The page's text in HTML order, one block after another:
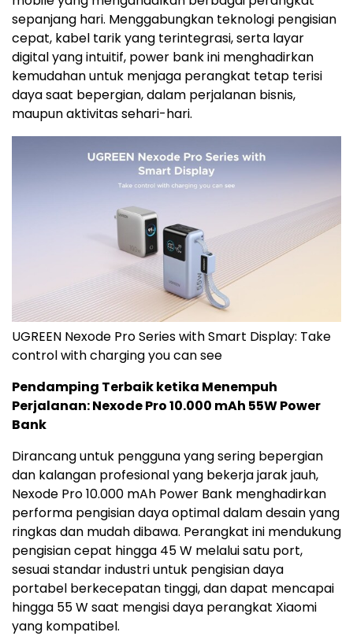
sepanjang hari. Menggabungkan teknologi pengisian
cepat, kabel tarik yang terintegrasi, serta layar
digital yang intuitif, power bank ini menghadirkan
kemudahan untuk menjaga perangkat tetap terisi
daya saat bepergian, dalam perjalanan bisnis,
maupun aktivitas sehari-hari.
UGREEN Nexode Pro Series with Smart Display: Take
control with charging you can see
Pendamping Terbaik ketika Menempuh
Perjalanan: Nexode Pro 10.000 mAh 55W Power
Bank
Dirancang untuk pengguna yang sering bepergian
dan kalangan profesional yang bekerja jarak jauh,
Nexode Pro 10.000 mAh Power Bank menghadirkan
performa pengisian daya optimal dalam desain yang
ringkas dan mudah dibawa. Perangkat ini mendukung
pengisian cepat hingga 45 W melalui satu port,
sesuai standar industri untuk pengisian daya
portabel berkecepatan tinggi, dan dapat mencapai
hingga 55 W saat mengisi daya perangkat Xiaomi
yang kompatibel.